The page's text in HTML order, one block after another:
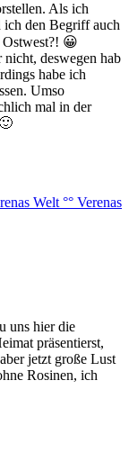
Als ich
ich den Begriff auch
😀
nicht, deswegen hab
habe ich
Umso
mal in der
Welt °° Verenas
uns hier die
präsentierst,
jetzt große Lust
Rosinen, ich